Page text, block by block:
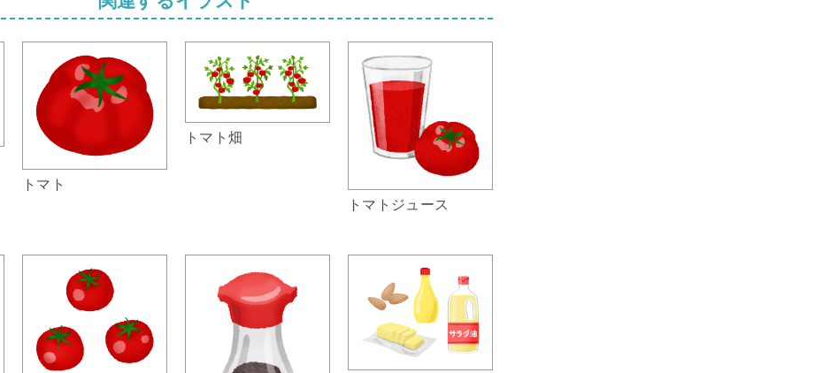
トマト
トマト畑
トマトジュース